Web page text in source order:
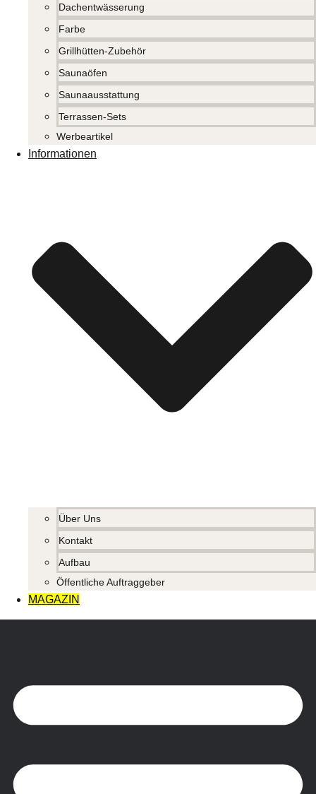
Dachentwässerung
Farbe
Grillhütten-Zubehör
Saunaöfen
Saunaausstattung
Terrassen-Sets
Werbeartikel
Informationen
Über Uns
Kontakt
Aufbau
Öffentliche Auftraggeber
MAGAZIN